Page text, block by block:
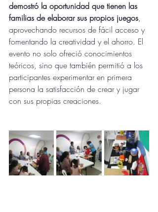
demostró la oportunidad que tienen las
familias de elaborar sus propios juegos,
aprovechando recursos de fácil acceso y
fomentando la creatividad y el ahorro. El
evento no solo ofreció conocimientos
teóricos, sino que también permitió a los
participantes experimentar en primera
persona la satisfacción de crear y jugar
con sus propias creaciones.